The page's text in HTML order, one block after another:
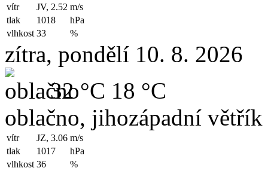
vítr JV, 2.52 m/s
tlak
1018
hPa
vlhkost 33 %
zítra, pondělí 10. 8. 2026
32 °C 18 °C
oblačno, jihozápadní větřík
vítr JZ, 3.06 m/s
tlak
1017
hPa
vlhkost 36 %